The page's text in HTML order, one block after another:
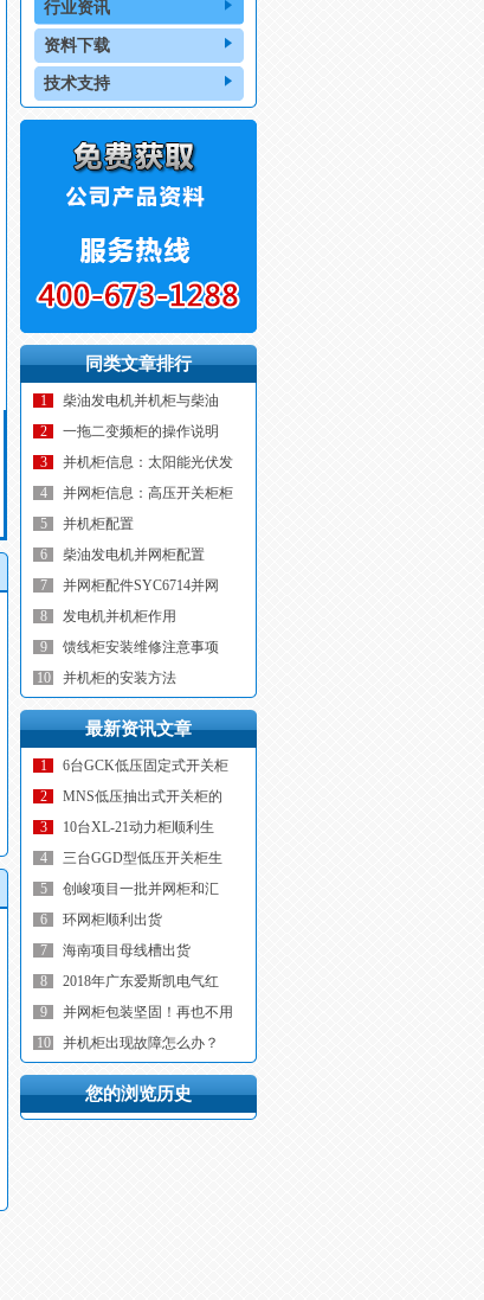
行业资讯
资料下载
技术支持
同类文章排行
1
柴油发电机并机柜与柴油
2
一拖二变频柜的操作说明
3
并机柜信息：太阳能光伏发
4
并网柜信息：高压开关柜柜
5
并机柜配置
6
柴油发电机并网柜配置
7
并网柜配件SYC6714并网
8
发电机并机柜作用
9
馈线柜安装维修注意事项
10
并机柜的安装方法
最新资讯文章
1
6台GCK低压固定式开关柜
2
MNS低压抽出式开关柜的
3
10台XL-21动力柜顺利生
4
三台GGD型低压开关柜生
5
创峻项目一批并网柜和汇
6
环网柜顺利出货
7
海南项目母线槽出货
8
2018年广东爱斯凯电气红
9
并网柜包装坚固！再也不用
10
并机柜出现故障怎么办？
您的浏览历史